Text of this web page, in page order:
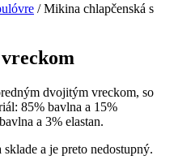
/ Mikina chlapčenská s
dvojitým vreckom, so
85% bavlna a 15%
a 3% elastan.
a je preto nedostupný.